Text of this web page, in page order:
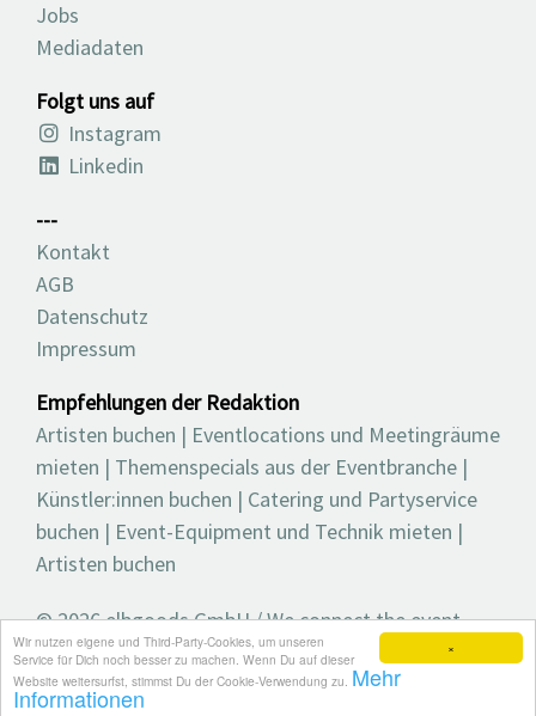
×
Wir nutzen eigene und Third-Party-Cookies, um unseren
Service für Dich noch besser zu machen. Wenn Du auf dieser
Website weitersurfst, stimmst Du der Cookie-Verwendung zu. Mehr
Informationen
Jobs
Mediadaten
Folgt uns auf
Instagram
Linkedin
---
Kontakt
AGB
Datenschutz
Impressum
Empfehlungen der Redaktion
Artisten buchen | Eventlocations und Meetingräume
mieten | Themenspecials aus der Eventbranche |
Künstler:innen buchen | Catering und Partyservice
buchen | Event-Equipment und Technik mieten |
Artisten buchen
© 2026 elbgoods GmbH / We connect the event
industry / Medienvielfalt für die Eventplanung /
Eventbranchenbuch, Blog, Magazin und mehr